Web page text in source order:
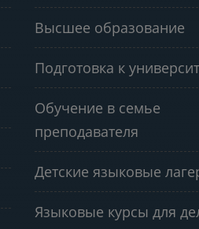
Высшее образование
Подготовка к
Обучение в семье
преподавателя
Детские языковые
Языковые курсы для